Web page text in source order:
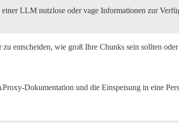
einer LLM nutzlose oder vage Informationen zur
entscheiden, wie groß Ihre Chunks sein sollten
Dokumentation und die Einspeisung in eine